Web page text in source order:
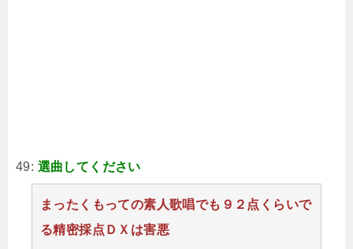
49: 選曲してください
まったくもっての素人歌唱でも９２点くらいで
る精密採点ＤＸは害悪